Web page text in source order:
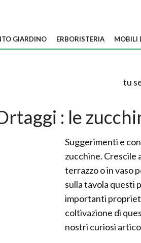
GIARDINO ERBORISTERIA MOBILI
tu
: le
Suggerimenti e
zucchine. Crescile
terrazzo o in vaso
sulla tavola questi
importanti
coltivazione di
nostri curiosi